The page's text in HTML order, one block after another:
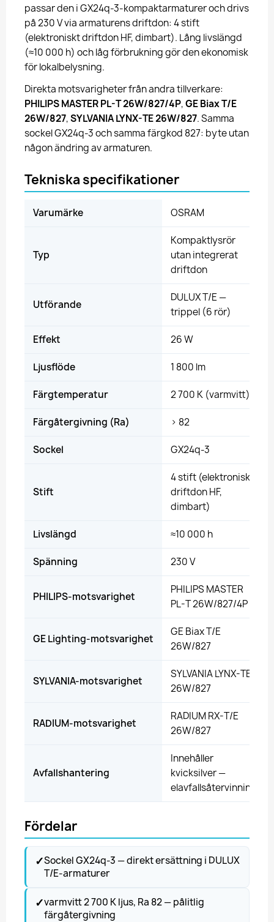
passar den i GX24q-3-kompaktarmaturer och drivs
på 230 V via armaturens driftdon: 4 stift
(elektroniskt driftdon HF, dimbart). Lång livslängd
(≈10 000 h) och låg förbrukning gör den ekonomisk
för lokalbelysning.
Direkta motsvarigheter från andra tillverkare:
PHILIPS MASTER PL-T 26W/827/4P,GE Biax T/E
26W/827,SYLVANIA LYNX-TE 26W/827. Samma
sockel GX24q-3 och samma färgkod 827: byte utan
någon ändring av armaturen.
Tekniska specifikationer
Varumärke OSRAM
Typ
Kompaktlysrör
utan integrerat
driftdon
Utförande
DULUX T/E —
trippel (6 rör)
Effekt 26 W
Ljusflöde 1 800 lm
Färgtemperatur 2 700 K (varmvitt)
Färgåtergivning (Ra) > 82
Sockel GX24q-3
Stift
4 stift (elektroniskt
driftdon HF,
dimbart)
Livslängd ≈10 000 h
Spänning 230 V
PHILIPS-motsvarighet
PHILIPS MASTER
PL-T 26W/827/4P
GE Lighting-motsvarighet
GE Biax T/E
26W/827
SYLVANIA-motsvarighet
SYLVANIA LYNX-TE
26W/827
RADIUM-motsvarighet
RADIUM RX-T/E
26W/827
Avfallshantering
Innehåller
kvicksilver —
elavfallsåtervinning
Fördelar
✓Sockel GX24q-3 — direkt ersättning i DULUX
T/E-armaturer
✓varmvitt 2 700 K ljus, Ra 82 — pålitlig
färgåtergivning